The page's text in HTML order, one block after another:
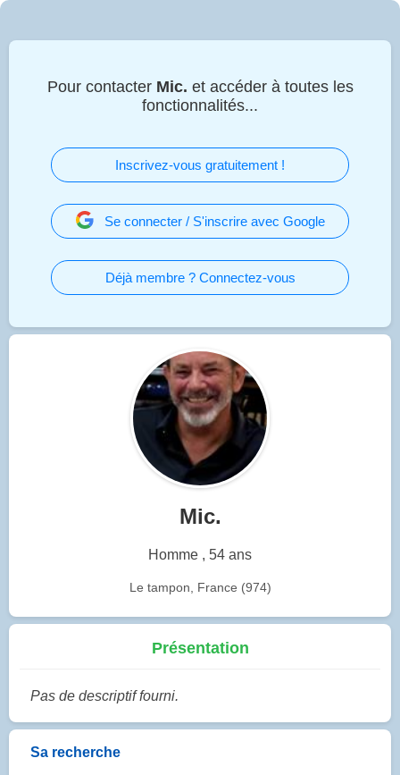
Pour contacter Mic. et accéder à toutes les
fonctionnalités...
Inscrivez-vous gratuitement !
Se connecter / S'inscrire avec Google
Déjà membre ? Connectez-vous
Mic.
Homme , 54 ans
Le tampon, France (974)
Présentation
Pas de descriptif fourni.
Sa recherche